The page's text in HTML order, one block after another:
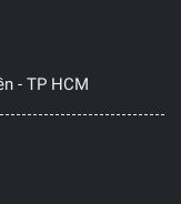
- TP HCM